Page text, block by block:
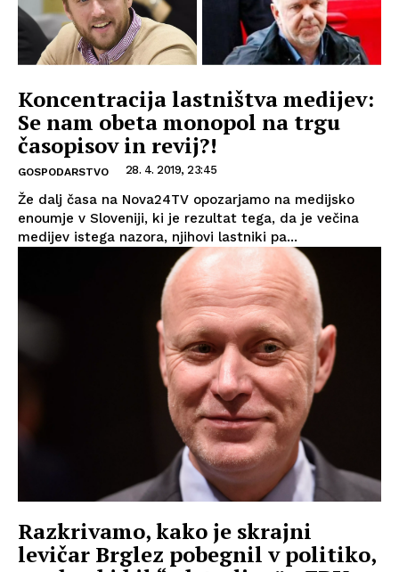
Koncentracija lastništva medijev:
Se nam obeta monopol na trgu
časopisov in revij?!
GOSPODARSTVO 28. 4. 2019, 23:45
Že dalj časa na Nova24TV opozarjamo na medijsko
enoumje v Sloveniji, ki je rezultat tega, da je večina
medijev istega nazora, njihovi lastniki pa...
Razkrivamo, kako je skrajni
levičar Brglez pobegnil v politiko,